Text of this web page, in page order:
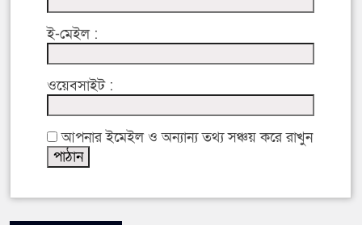
ই-মেইল :
ওয়েবসাইট :
আপনার ইমেইল ও অন্যান্য তথ্য সঞ্চয় করে রাখুন